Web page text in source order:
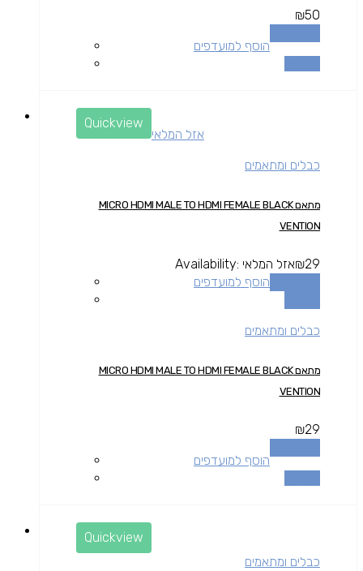
₪50
הוסף למועדפים
Quickview
אזל המלאי
כבלים ומתאמים
מתאם MICRO HDMI MALE TO HDMI FEMALE BLACK
VENTION
₪29
Availability: אזל המלאי
הוסף למועדפים
כבלים ומתאמים
מתאם MICRO HDMI MALE TO HDMI FEMALE BLACK
VENTION
₪29
הוסף למועדפים
Quickview
כבלים ומתאמים